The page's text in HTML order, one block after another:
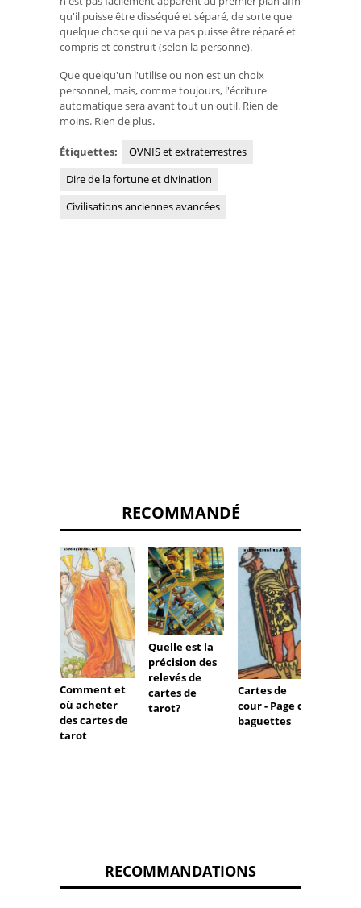
qu'il puisse être disséqué et séparé, de sorte que
quelque chose qui ne va pas puisse être réparé et
compris et construit (selon la personne).
Que quelqu'un l'utilise ou non est un choix
personnel, mais, comme toujours, l'écriture
automatique sera avant tout un outil. Rien de
moins. Rien de plus.
Étiquettes:
OVNIS et extraterrestres
Dire de la fortune et divination
Civilisations anciennes avancées
RECOMMANDÉ
Comment et
où acheter
des cartes de
tarot
Quelle est la
précision des
relevés de
cartes de
tarot?
Cartes de
cour - Page de
baguettes
RECOMMANDATIONS